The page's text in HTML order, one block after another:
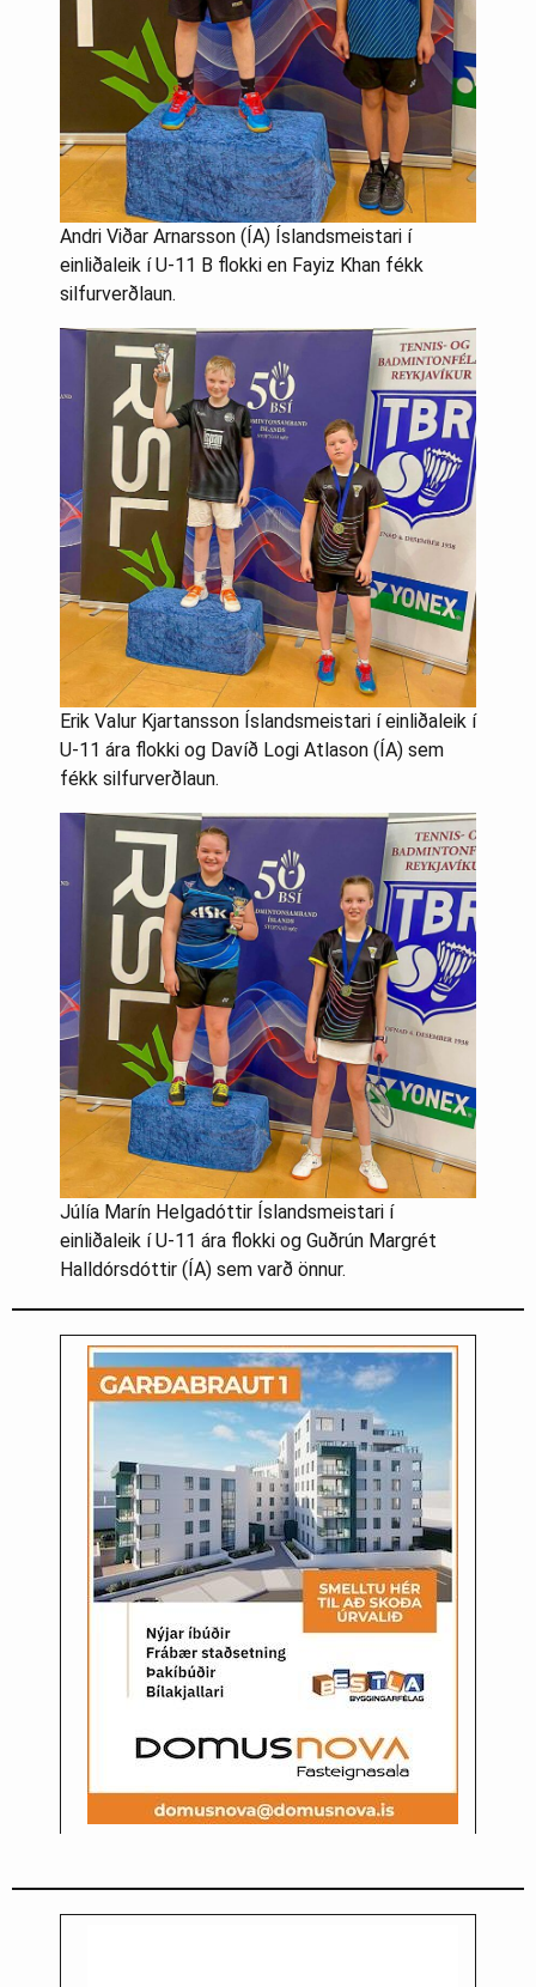
Andri Viðar Arnarsson (ÍA) Íslandsmeistari í
einliðaleik í U-11 B flokki en Fayiz Khan fékk
silfurverðlaun.
Erik Valur Kjartansson Íslandsmeistari í einliðaleik í
U-11 ára flokki og Davíð Logi Atlason (ÍA) sem
fékk silfurverðlaun.
Júlía Marín Helgadóttir Íslandsmeistari í
einliðaleik í U-11 ára flokki og Guðrún Margrét
Halldórsdóttir (ÍA) sem varð önnur.